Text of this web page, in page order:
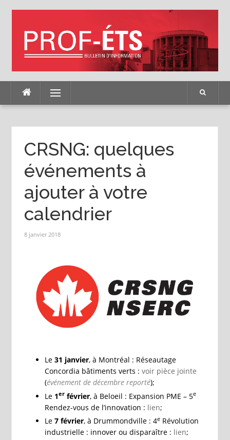
Menu
CRSNG: quelques
événements à
ajouter à votre
calendrier
8 janvier 2018
Le 31 janvier, à Montréal : Réseautage
Concordia bâtiments verts : voir pièce jointe
(événement de décembre reporté);
Le 1erfévrier, à Beloeil : Expansion PME – 5e
Rendez-vous de l’innovation : lien;
Le 7 février, à Drummondville : 4eRévolution
industrielle : innover ou disparaître : lien;